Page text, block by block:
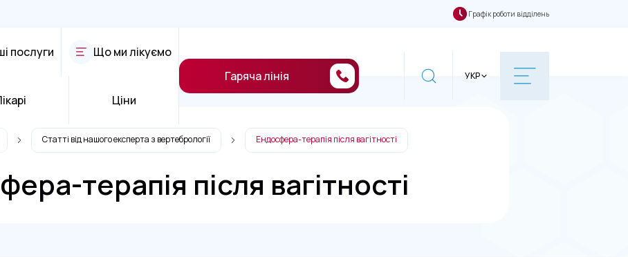
Графік роботи відділень
послуги Що ми лікуємо
Ціни
Гаряча лінія УКР
Статті від нашого експерта з вертебрології Ендосфера-терапія після вагітності
терапія після вагітності